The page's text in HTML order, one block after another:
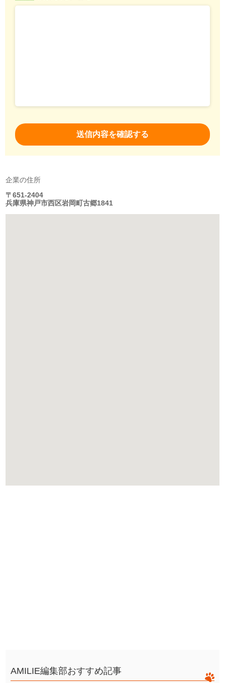
企業の住所
〒651-2404
兵庫県神戸市西区岩岡町古郷1841
AMILIE編集部おすすめ記事